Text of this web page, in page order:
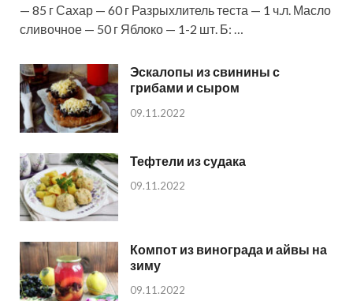
— 85 г Сахар — 60 г Разрыхлитель теста — 1 ч.л. Масло
сливочное — 50 г Яблоко — 1-2 шт. Б: …
Эскалопы из свинины с
грибами и сыром
09.11.2022
Тефтели из судака
09.11.2022
Компот из винограда и айвы на
зиму
09.11.2022